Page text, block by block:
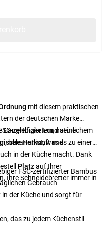
mit diesem praktischen
der deutschen Marke
zertifiziertem, natürlichem
Herkunftund
Langlebigkeit und seine
bekannt ist, was es zu einer
in der Küche macht. Dank
Platzauf Ihrer
Ihre Schneidebretter immer in
FSC-zertifizierter Bambus
Gebrauch
der Küche und sorgt für
das zu jedem Küchenstil